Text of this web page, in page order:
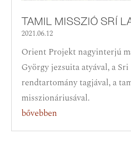
TAMIL MISSZIÓ SRÍ
2021.06.12
Orient Projekt nagyinterjú
György jezsuita atyával, a
rendtartomány tagjával, a
misszionáriusával.
bővebben